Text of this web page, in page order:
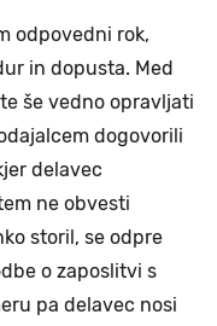
odpovedni rok,
in dopusta. Med
še vedno opravljati
dogovorili
delavec
ne obvesti
storil, se odpre
o zaposlitvi s
pa delavec nosi